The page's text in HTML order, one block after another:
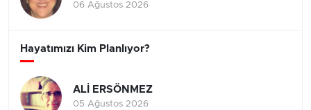
06 Ağustos 2026
Hayatımızı Kim Planlıyor?
ALİ ERSÖNMEZ
05 Ağustos 2026